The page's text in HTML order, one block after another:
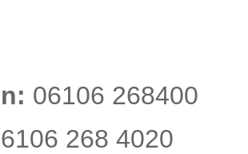
06106 268400
268 4020